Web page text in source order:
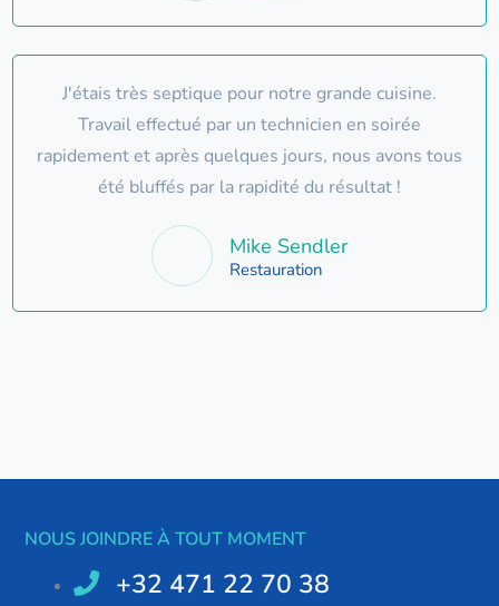
J'étais très septique pour notre grande cuisine.
Travail effectué par un technicien en soirée
rapidement et après quelques jours, nous avons tous
été bluffés par la rapidité du résultat !
Mike Sendler
Restauration
NOUS JOINDRE À TOUT MOMENT
+32 471 22 70 38